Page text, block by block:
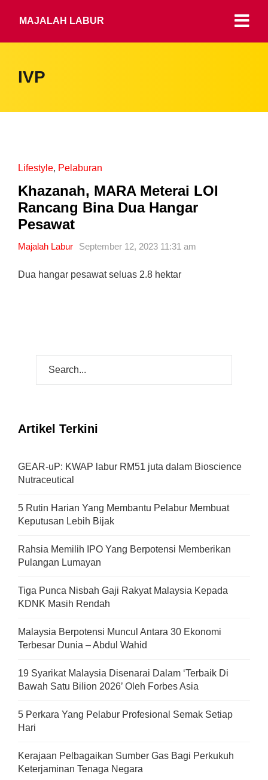
MAJALAH LABUR
IVP
Lifestyle, Pelaburan
Khazanah, MARA Meterai LOI
Rancang Bina Dua Hangar
Pesawat
Majalah Labur September 12, 2023 11:31 am
Dua hangar pesawat seluas 2.8 hektar
Artikel Terkini
GEAR-uP: KWAP labur RM51 juta dalam Bioscience
Nutraceutical
5 Rutin Harian Yang Membantu Pelabur Membuat
Keputusan Lebih Bijak
Rahsia Memilih IPO Yang Berpotensi Memberikan
Pulangan Lumayan
Tiga Punca Nisbah Gaji Rakyat Malaysia Kepada
KDNK Masih Rendah
Malaysia Berpotensi Muncul Antara 30 Ekonomi
Terbesar Dunia – Abdul Wahid
19 Syarikat Malaysia Disenarai Dalam ‘Terbaik Di
Bawah Satu Bilion 2026’ Oleh Forbes Asia
5 Perkara Yang Pelabur Profesional Semak Setiap
Hari
Kerajaan Pelbagaikan Sumber Gas Bagi Perkukuh
Keterjaminan Tenaga Negara